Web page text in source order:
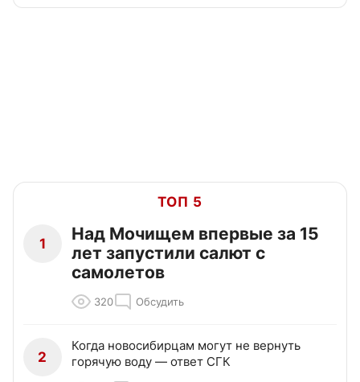
ТОП 5
1
Над Мочищем впервые за 15
лет запустили салют с
самолетов
320 Обсудить
2
Когда новосибирцам могут не вернуть
горячую воду — ответ СГК